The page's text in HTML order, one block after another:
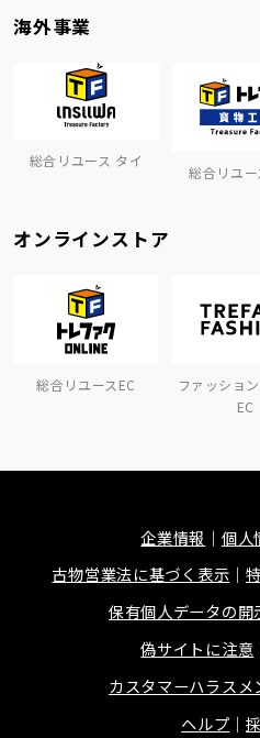
海外事業
総合リユース タイ
総合リユ
オンラインストア
総合リユースEC
ファッショ
EC
企業情報
個人
古物営業法に基づく表示
保有個人データの
偽サイトに注意
カスタマーハラスメ
ヘルプ